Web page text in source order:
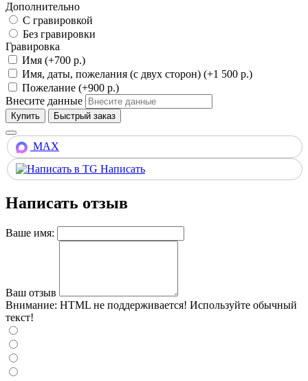
Дополнительно
С гравировкой
Без гравировки
Гравировка
Имя (+700 р.)
Имя, даты, пожелания (с двух сторон) (+1 500 р.)
Пожелание (+900 р.)
Внесите данные
Купить
MAX
Написать
Написать отзыв
Ваше имя:
Ваш отзыв
Внимание: HTML не поддерживается! Используйте обычный
текст!